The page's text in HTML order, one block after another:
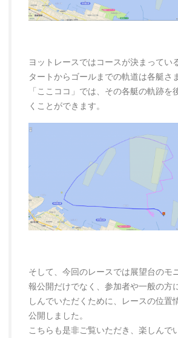
ヨットレースではコースが決まってい
タートからゴールまでの軌道は各艇さ
「ここココ」では、その各艇の軌跡を
くことができます。
そして、今回のレースでは展望台のモ
報公開だけでなく、参加者や一般の方
しんでいただくために、レースの位置
公開しました。
こちらも是非ご覧いただき、楽しんで